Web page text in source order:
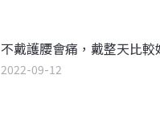
不戴護腰會痛，戴整天比較
2022-09-12